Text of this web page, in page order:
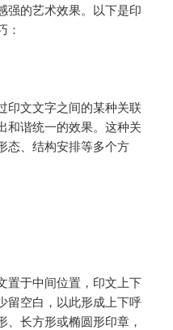
强的艺术效果。以下是印
：
印文文字之间的某种关联
和谐统一的效果。这种关
态、结构安排等多个方
置于中间位置，印文上下
留空白，以此形成上下呼
、长方形或椭圆形印章，